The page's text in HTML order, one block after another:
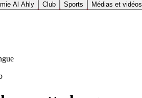
Al Ahly Club Sports Médias et vidéos